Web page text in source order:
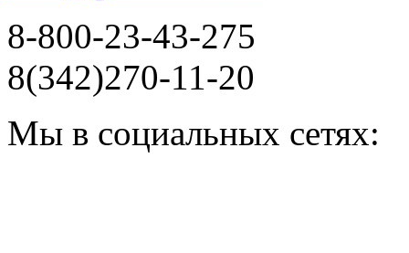
8-800-23-43-275
8(342)270-11-20
Мы в социальных сетях: